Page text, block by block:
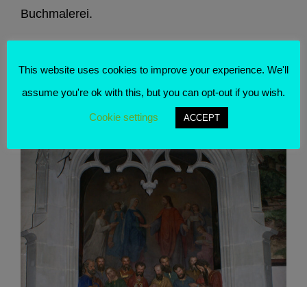
Buchmalerei.
This website uses cookies to improve your experience. We'll
assume you're ok with this, but you can opt-out if you wish.
Cookie settings ACCEPT